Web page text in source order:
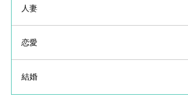
人妻
恋愛
結婚